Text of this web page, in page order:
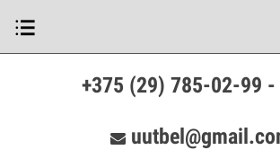
+375 (29) 785-02-99